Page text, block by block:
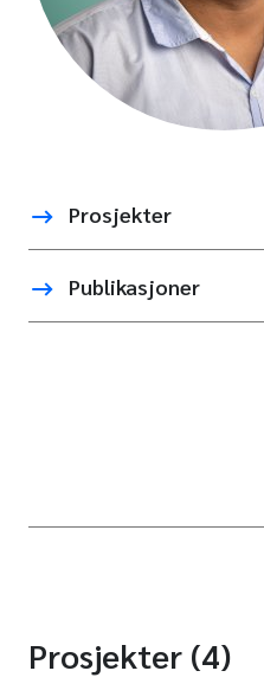
Prosjekter
Publikasjoner
Prosjekter (4)